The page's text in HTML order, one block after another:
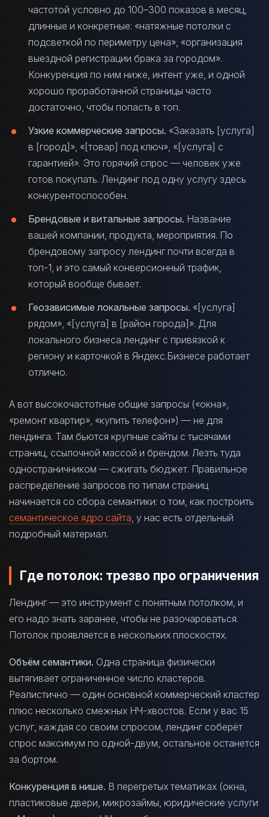
частотой условно до 100–300 показов в месяц,
длинные и конкретные: «натяжные потолки с
подсветкой по периметру цена», «организация
выездной регистрации брака за городом».
Конкуренция по ним ниже, интент уже, и одной
хорошо проработанной страницы часто
достаточно, чтобы попасть в топ.
Узкие коммерческие запросы. «Заказать [услуга]
в [город]», «[товар] под ключ», «[услуга] с
гарантией». Это горячий спрос — человек уже
готов покупать. Лендинг под одну услугу здесь
конкурентоспособен.
Брендовые и витальные запросы. Название
вашей компании, продукта, мероприятия. По
брендовому запросу лендинг почти всегда в
топ-1, и это самый конверсионный трафик,
который вообще бывает.
Геозависимые локальные запросы. «[услуга]
рядом», «[услуга] в [район города]». Для
локального бизнеса лендинг с привязкой к
региону и карточкой в Яндекс.Бизнесе работает
отлично.
А вот высокочастотные общие запросы («окна»,
«ремонт квартир», «купить телефон») — не для
лендинга. Там бьются крупные сайты с тысячами
страниц, ссылочной массой и брендом. Лезть туда
одностраничником — сжигать бюджет. Правильное
распределение запросов по типам страниц
начинается со сбора семантики: о том, как построить
семантическое ядро сайта , у нас есть отдельный
подробный материал.
Где потолок: трезво про ограничения
Лендинг — это инструмент с понятным потолком, и
его надо знать заранее, чтобы не разочароваться.
Потолок проявляется в нескольких плоскостях.
Объём семантики. Одна страница физически
вытягивает ограниченное число кластеров.
Реалистично — один основной коммерческий кластер
плюс несколько смежных НЧ-хвостов. Если у вас 15
услуг, каждая со своим спросом, лендинг соберёт
спрос максимум по одной-двум, остальное останется
за бортом.
Конкуренция в нише. В перегретых тематиках (окна,
пластиковые двери, микрозаймы, юридические услуги